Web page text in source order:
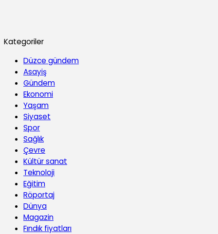
Kategoriler
Düzce gündem
Asayiş
Gündem
Ekonomi
Yaşam
Siyaset
Spor
Sağlık
Çevre
Kültür sanat
Teknoloji
Eğitim
Röportaj
Dünya
Magazin
Fındık fiyatları